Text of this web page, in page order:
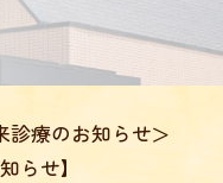
診療のお知らせ
らせ】